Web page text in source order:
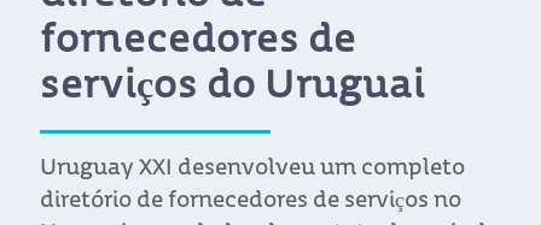
fornecedores de
serviços do Uruguai
Uruguay XXI desenvolveu um completo
diretório de fornecedores de serviços no